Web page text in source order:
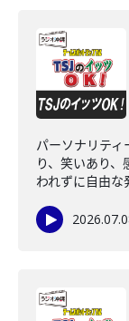
パーソナリテ
り、笑いあり
われずに自由な